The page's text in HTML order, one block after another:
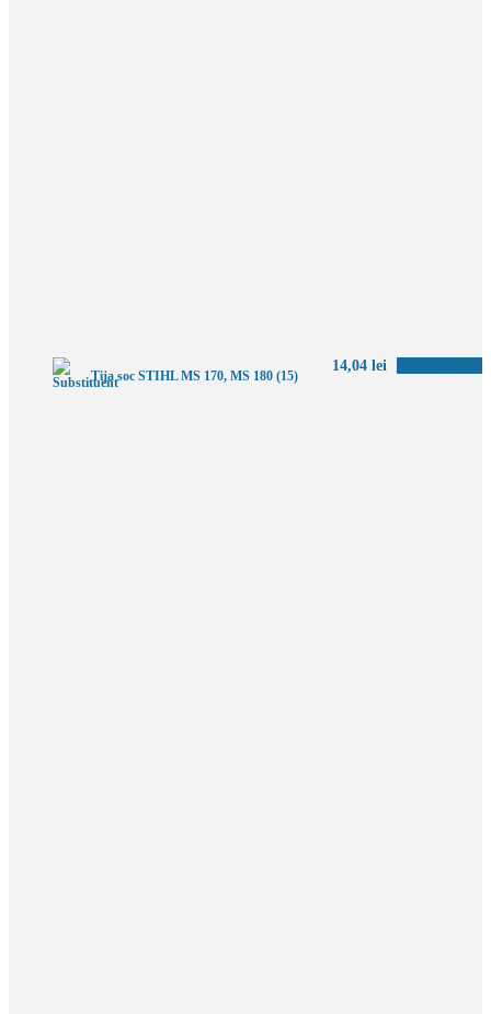
Tija soc STIHL MS 170, MS 180 (15)
14,04 lei